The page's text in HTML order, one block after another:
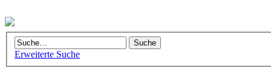
Erweiterte Suche